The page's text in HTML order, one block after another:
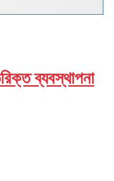
ব্যবস্থাপনা